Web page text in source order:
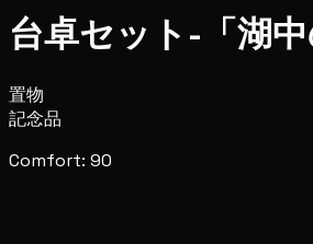
台卓セット-「湖中
置物
記念品
Comfort: 90